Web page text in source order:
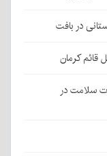
کرمان
سلامت در